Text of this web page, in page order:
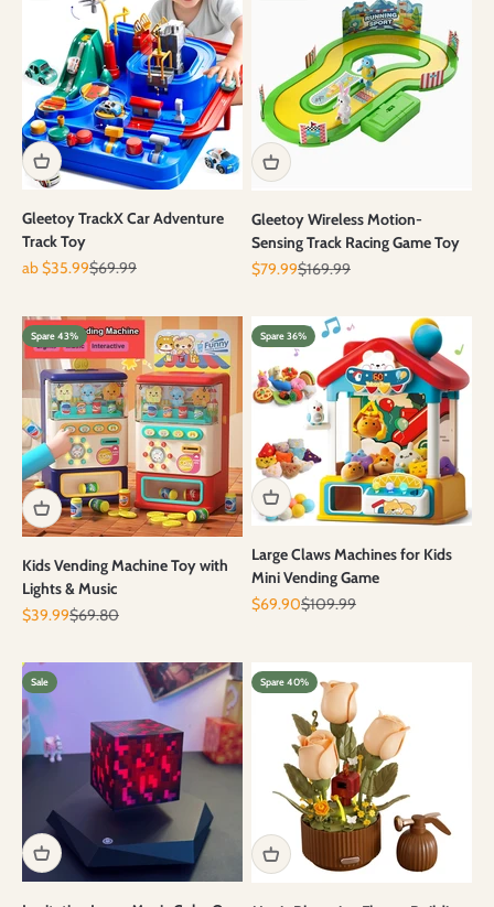
Gleetoy TrackX Car Adventure
Track Toy
Angebot
ab $35.99Regulärer Preis
$69.99
Gleetoy Wireless Motion-
Sensing Track Racing Game Toy
Angebot
$79.99Regulärer Preis
$169.99
Spare 43%
Kids Vending Machine Toy with
Lights & Music
Angebot
$39.99Regulärer Preis
$69.80
Spare 36%
Large Claws Machines for Kids
Mini Vending Game
Angebot
$69.90Regulärer Preis
$109.99
Sale Spare 40%